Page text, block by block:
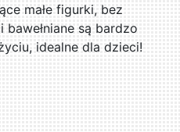
małe figurki, bez
są bardzo
idealne dla dzieci!